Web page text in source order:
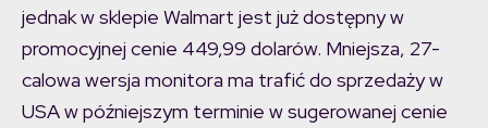
jednak w sklepie Walmart jest już dostępny w
promocyjnej cenie 449,99 dolarów. Mniejsza, 27-
calowa wersja monitora ma trafić do sprzedaży w
USA w późniejszym terminie w sugerowanej cenie